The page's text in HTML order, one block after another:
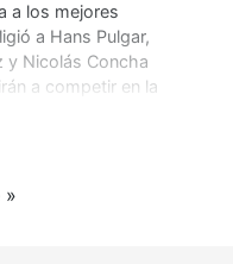
a los mejores
a Hans Pulgar,
y Nicolás Concha
a competir en la
»